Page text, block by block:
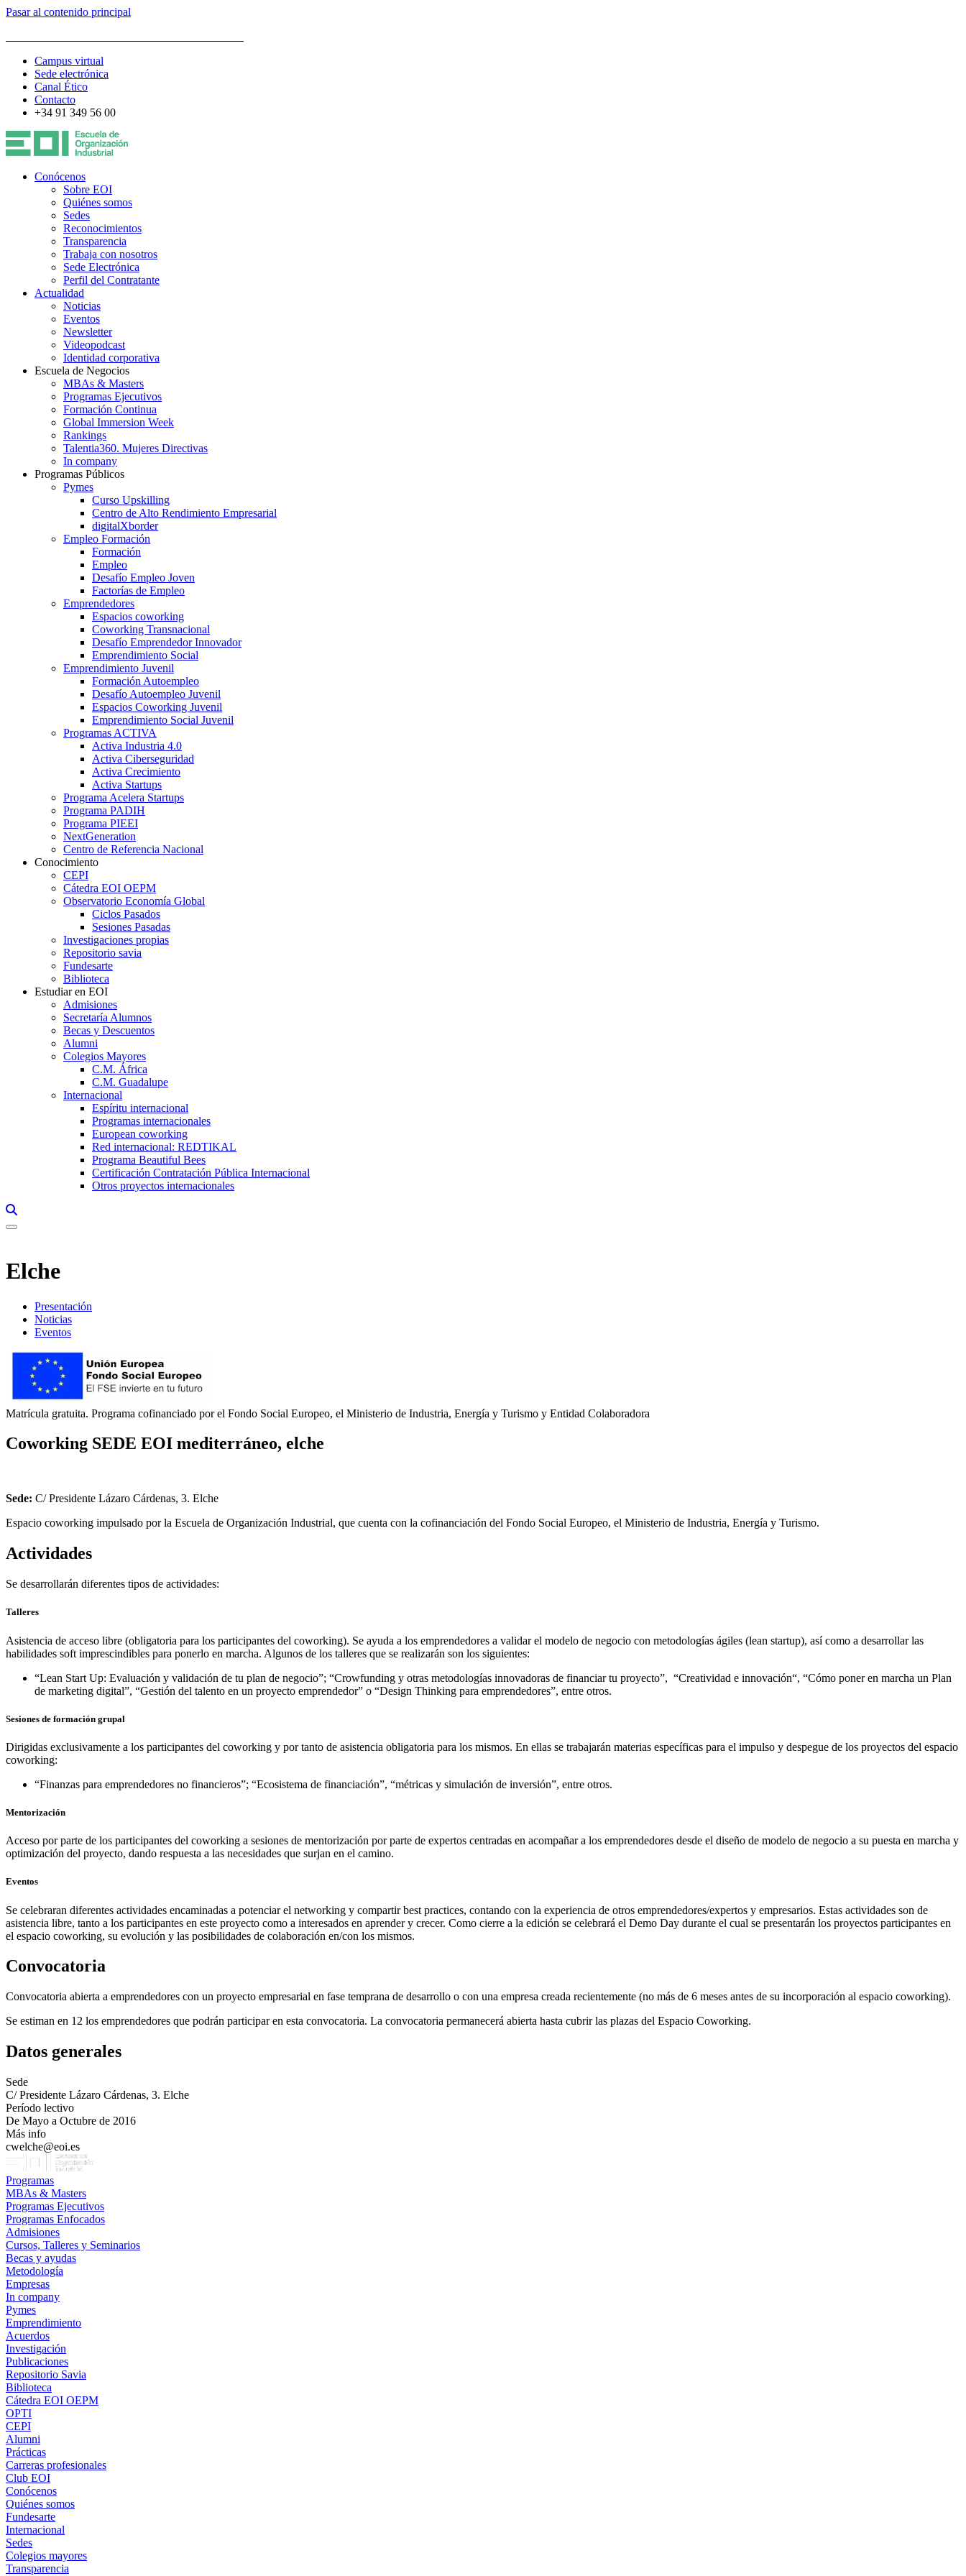
Pasar al contenido principal
Campus virtual
Sede electrónica
Canal Ético
Contacto
+34 91 349 56 00
Conócenos
Sobre EOI
Quiénes somos
Sedes
Reconocimientos
Transparencia
Trabaja con nosotros
Sede Electrónica
Perfil del Contratante
Actualidad
Noticias
Eventos
Newsletter
Videopodcast
Identidad corporativa
Escuela de Negocios
MBAs & Masters
Programas Ejecutivos
Formación Continua
Global Immersion Week
Rankings
Talentia360. Mujeres Directivas
In company
Programas Públicos
Pymes
Curso Upskilling
Centro de Alto Rendimiento Empresarial
digitalXborder
Empleo Formación
Formación
Empleo
Desafío Empleo Joven
Factorías de Empleo
Emprendedores
Espacios coworking
Coworking Transnacional
Desafío Emprendedor Innovador
Emprendimiento Social
Emprendimiento Juvenil
Formación Autoempleo
Desafío Autoempleo Juvenil
Espacios Coworking Juvenil
Emprendimiento Social Juvenil
Programas ACTIVA
Activa Industria 4.0
Activa Ciberseguridad
Activa Crecimiento
Activa Startups
Programa Acelera Startups
Programa PADIH
Programa PIEEI
NextGeneration
Centro de Referencia Nacional
Conocimiento
CEPI
Cátedra EOI OEPM
Observatorio Economía Global
Ciclos Pasados
Sesiones Pasadas
Investigaciones propias
Repositorio savia
Fundesarte
Biblioteca
Estudiar en EOI
Admisiones
Secretaría Alumnos
Becas y Descuentos
Alumni
Colegios Mayores
C.M. África
C.M. Guadalupe
Internacional
Espíritu internacional
Programas internacionales
European coworking
Red internacional: REDTIKAL
Programa Beautiful Bees
Certificación Contratación Pública Internacional
Otros proyectos internacionales
Elche
Presentación
Noticias
Eventos
Matrícula gratuita. Programa cofinanciado por el Fondo Social Europeo, el Ministerio de Industria, Energía y Turismo y Entidad Colaboradora
Coworking SEDE EOI mediterráneo, elche
Sede: C/ Presidente Lázaro Cárdenas, 3. Elche
Espacio coworking impulsado por la Escuela de Organización Industrial, que cuenta con la cofinanciación del Fondo Social Europeo, el Ministerio de Industria, Energía y Turismo.
Actividades
Se desarrollarán diferentes tipos de actividades:
Talleres
Asistencia de acceso libre (obligatoria para los participantes del coworking). Se ayuda a los emprendedores a validar el modelo de negocio con metodologías ágiles (lean startup), así como a desarrollar las
habilidades soft imprescindibles para ponerlo en marcha. Algunos de los talleres que se realizarán son los siguientes:
“Lean Start Up: Evaluación y validación de tu plan de negocio”; “Crowfunding y otras metodologías innovadoras de financiar tu proyecto”, “Creatividad e innovación“, “Cómo poner en marcha un Plan
de marketing digital”, “Gestión del talento en un proyecto emprendedor” o “Design Thinking para emprendedores”, entre otros.
Sesiones de formación grupal
Dirigidas exclusivamente a los participantes del coworking y por tanto de asistencia obligatoria para los mismos. En ellas se trabajarán materias específicas para el impulso y despegue de los proyectos del espacio
coworking:
“Finanzas para emprendedores no financieros”; “Ecosistema de financiación”, “métricas y simulación de inversión”, entre otros.
Mentorización
Acceso por parte de los participantes del coworking a sesiones de mentorización por parte de expertos centradas en acompañar a los emprendedores desde el diseño de modelo de negocio a su puesta en marcha y
optimización del proyecto, dando respuesta a las necesidades que surjan en el camino.
Eventos
Se celebraran diferentes actividades encaminadas a potenciar el networking y compartir best practices, contando con la experiencia de otros emprendedores/expertos y empresarios. Estas actividades son de
asistencia libre, tanto a los participantes en este proyecto como a interesados en aprender y crecer. Como cierre a la edición se celebrará el Demo Day durante el cual se presentarán los proyectos participantes en
el espacio coworking, su evolución y las posibilidades de colaboración en/con los mismos.
Convocatoria
Convocatoria abierta a emprendedores con un proyecto empresarial en fase temprana de desarrollo o con una empresa creada recientemente (no más de 6 meses antes de su incorporación al espacio coworking).
Se estiman en 12 los emprendedores que podrán participar en esta convocatoria. La convocatoria permanecerá abierta hasta cubrir las plazas del Espacio Coworking.
Datos generales
Sede
C/ Presidente Lázaro Cárdenas, 3. Elche
Período lectivo
De Mayo a Octubre de 2016
Más info
cwelche@eoi.es
Programas
MBAs & Masters
Programas Ejecutivos
Programas Enfocados
Admisiones
Cursos, Talleres y Seminarios
Becas y ayudas
Metodología
Empresas
In company
Pymes
Emprendimiento
Acuerdos
Investigación
Publicaciones
Repositorio Savia
Biblioteca
Cátedra EOI OEPM
OPTI
CEPI
Alumni
Prácticas
Carreras profesionales
Club EOI
Conócenos
Quiénes somos
Fundesarte
Internacional
Sedes
Colegios mayores
Transparencia